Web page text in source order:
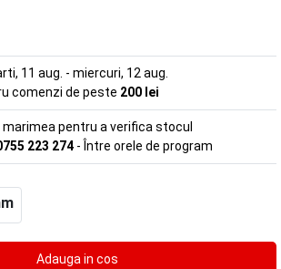
11 aug. - miercuri, 12 aug.
comenzi de peste 200 lei
marimea pentru a verifica stocul
223 274 - Între orele de program